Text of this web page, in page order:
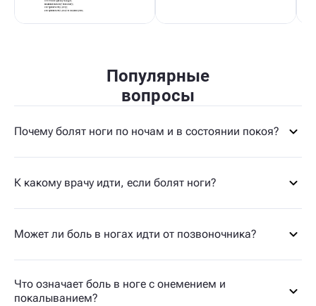
Популярные
вопросы
Почему болят ноги по ночам и в состоянии покоя?
К какому врачу идти, если болят ноги?
Может ли боль в ногах идти от позвоночника?
Что означает боль в ноге с онемением и
покалыванием?